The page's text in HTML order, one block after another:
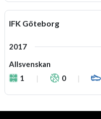
IFK Göteborg
2017
Allsvenskan
1
0